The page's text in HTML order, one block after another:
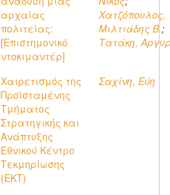
αρχαίας
πολιτείας:
[Επιστημονικό
ντοκιμαντέρ]
Χατζόπουλος,
Μιλτιάδης Β.;
Τατάκη,
Χαιρετισμός της
Προϊσταμένης
Τμήματος
Στρατηγικής και
Ανάπτυξης
Εθνικού Κέντρο
Τεκμηρίωσης
(ΕΚΤ)
Σαχίνη, Εύη